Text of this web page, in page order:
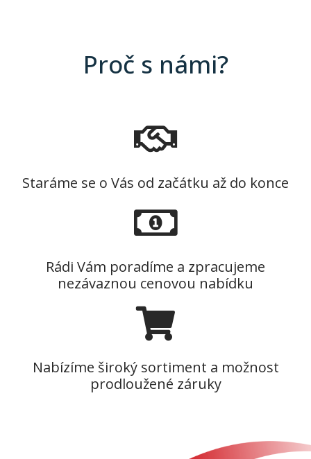
Proč s námi?
Staráme se o Vás od začátku až do konce
Rádi Vám poradíme a zpracujeme
nezávaznou cenovou nabídku
Nabízíme široký sortiment a možnost
prodloužené záruky